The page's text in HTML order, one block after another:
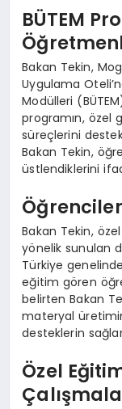
BÜTEM
Bakan Tekin,
Uygulama
Modülleri
programın, özel
süreçlerini
Bakan Tekin,
üstlendiklerini
Bakan Tekin,
yönelik sunulan
Türkiye
eğitim gören
belirten Bakan
materyal
desteklerin
Özel